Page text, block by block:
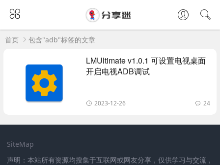
首页 包含"adb"标签的文章
LMUltimate v1.0.1 可设置电视桌面
开启电视ADB调试
2023-12-26 24
SiteMap
声明：本站所有资源均搜集于互联网或网友分享，仅供学习与交流，